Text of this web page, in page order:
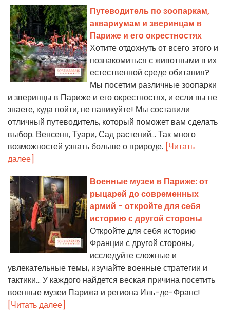
Путеводитель по зоопаркам,
аквариумам и зверинцам в
Париже и его окрестностях
Хотите отдохнуть от всего этого и
познакомиться с животными в их
естественной среде обитания?
Мы посетим различные зоопарки
и зверинцы в Париже и его окрестностях, и если вы не
знаете, куда пойти, не паникуйте! Мы составили
отличный путеводитель, который поможет вам сделать
выбор. Венсенн, Туари, Сад растений... Так много
возможностей узнать больше о природе. [Читать
далее]
Военные музеи в Париже: от
рыцарей до современных
армий - откройте для себя
историю с другой стороны
Откройте для себя историю
Франции с другой стороны,
исследуйте сложные и
увлекательные темы, изучайте военные стратегии и
тактики... У каждого найдется веская причина посетить
военные музеи Парижа и региона Иль-де-Франс!
[Читать далее]